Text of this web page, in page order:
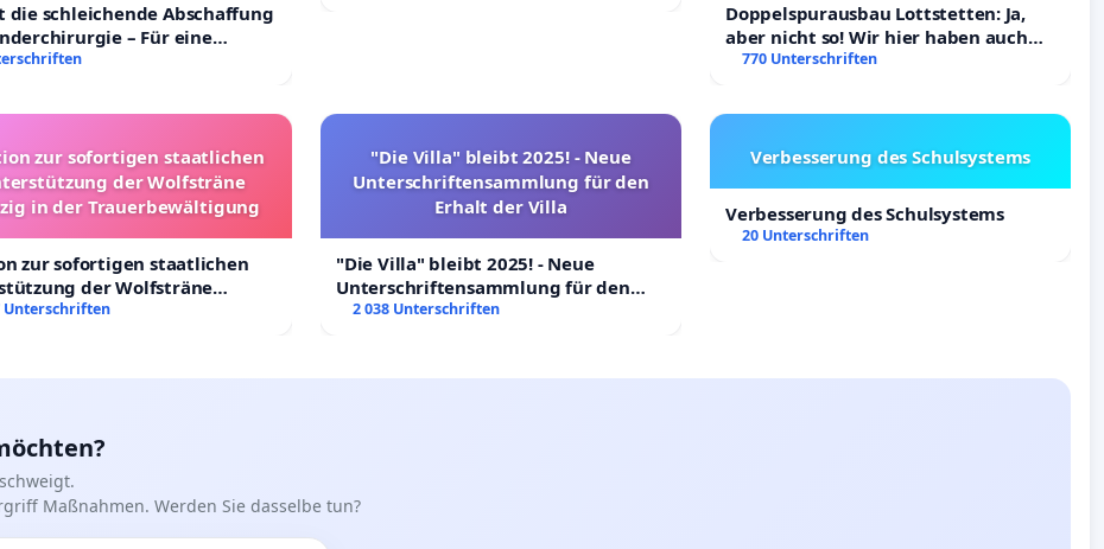
die schleichende Abschaffung
– Für eine
Versorgung aller Kinder in
Doppelspurausbau Lottstetten: Ja,
aber nicht so! Wir hier haben auch
Rechte!
770 Unterschriften
zur sofortigen staatlichen
der Wolfsträne
in der Trauerbewältigung
zur sofortigen staatlichen
der Wolfsträne
in der Trauerbewältigung
Unterschriften
"Die Villa" bleibt 2025! - Neue
Unterschriftensammlung für den
Erhalt der Villa
"Die Villa" bleibt 2025! - Neue
Unterschriftensammlung für den
Erhalt der Villa
2 038 Unterschriften
Verbesserung des Schulsystems
Verbesserung des Schulsystems
20 Unterschriften
Maßnahmen. Werden Sie dasselbe tun?